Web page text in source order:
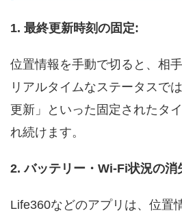
1. 最終更新時刻の固定:
位置情報を手動で切ると、相
リアルタイムなステータスで
更新」といった固定されたタ
れ続けます。
2. バッテリー・Wi-Fi状況の
Life360などのアプリは、位置